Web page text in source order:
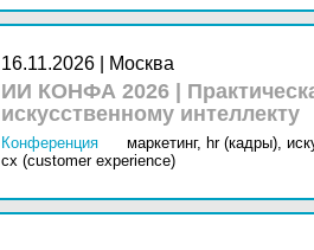
16.11.2026 | Москва
ИИ КОНФА 2026 |
искусственному интеллекту
Конференция маркетинг, hr (кадры),
cx (customer experience)